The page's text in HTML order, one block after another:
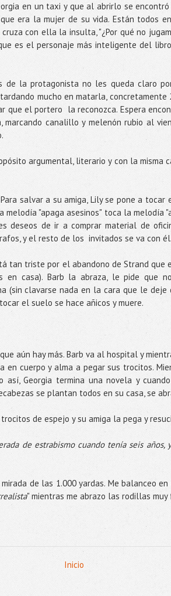
en un taxi y que al abrirlo se
era la mujer de su vida. Están todos
cruza con ella la insulta, "¿Por qué no
es el personaje más inteligente del
de la protagonista no les queda claro
mucho en matarla,
que el portero la reconozca. Espera
marcando canalillo y melenón rubio al
argumental, literario y con la misma
salvar a su amiga, Lily se pone a tocar
melodía "apaga asesinos" toca la melodía
deseos de ir a comprar material de
y el resto de los invitados se va con él.
tan triste por el abandono de Strand que
en casa). Barb la abraza, le pide que
(sin clavarse nada en la cara que le
el suelo se hace añicos y muere.
aún hay más. Barb va al hospital y
en cuerpo y alma a pegar sus trocitos.
así, Georgia termina una novela y
se plantan todos en su casa, se
de espejo y su amiga la pega y
de estrabismo cuando tenía seis
de las 1.000 yardas. Me balanceo
" mientras me abrazo las rodillas muy
Inicio